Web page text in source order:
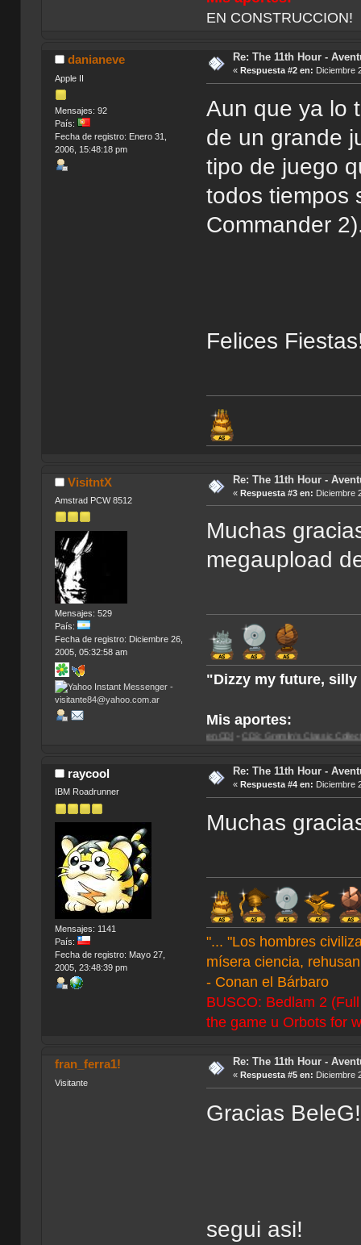
EN CONSTRUCCION!
danianeve
Apple II
Mensajes: 92
País:
Fecha de registro: Enero 31,
2006, 15:48:18 pm
Re: The 11th Hour -
« Respuesta #2 en: Diciembre
Aun que ya lo
de un grande
tipo de juego
todos tiempos
Commander
Felices
VisitntX
Amstrad PCW 8512
Mensajes: 529
País:
Fecha de registro: Diciembre 26,
2005, 05:32:58 am
Re: The 11th Hour -
« Respuesta #3 en: Diciembre
Muchas
megaupload
"Dizzy my future, silly
Mis aportes:
CD3: Gremlin's Classic Collection [Imagen
raycool
IBM Roadrunner
Mensajes: 1141
País:
Fecha de registro: Mayo 27,
2005, 23:48:39 pm
Re: The 11th Hour -
« Respuesta #4 en: Diciembre
Muchas
"... "Los hombres
mísera ciencia,
- Conan el Bárbaro
BUSCO: Bedlam 2
the game u Orbots for
fran_ferra1!
Visitante
Re: The 11th Hour -
« Respuesta #5 en: Diciembre
Gracias
segui asi!